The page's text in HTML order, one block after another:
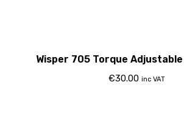
Wisper 705 Torque
€30.00 inc VAT